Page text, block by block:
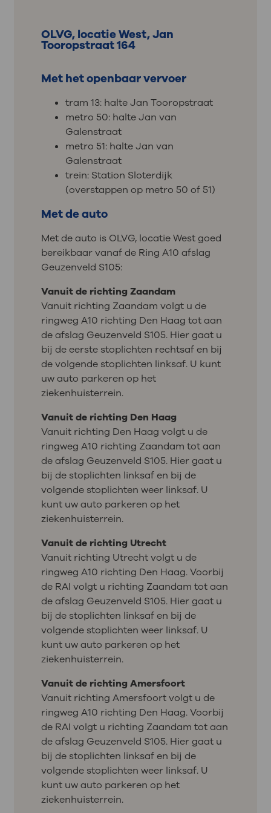
OLVG, locatie West, Jan
Tooropstraat 164
Met het openbaar vervoer
tram 13: halte Jan Tooropstraat
metro 50: halte Jan van
Galenstraat
metro 51: halte Jan van
Galenstraat
trein: Station Sloterdijk
(overstappen op metro 50 of 51)
Met de auto
Met de auto is OLVG, locatie West goed
bereikbaar vanaf de Ring A10 afslag
Geuzenveld S105:
Vanuit de richting Zaandam
Vanuit richting Zaandam volgt u de
ringweg A10 richting Den Haag tot aan
de afslag Geuzenveld S105. Hier gaat u
bij de eerste stoplichten rechtsaf en bij
de volgende stoplichten linksaf. U kunt
uw auto parkeren op het
ziekenhuisterrein.
Vanuit de richting Den Haag
Vanuit richting Den Haag volgt u de
ringweg A10 richting Zaandam tot aan
de afslag Geuzenveld S105. Hier gaat u
bij de stoplichten linksaf en bij de
volgende stoplichten weer linksaf. U
kunt uw auto parkeren op het
ziekenhuisterrein.
Vanuit de richting Utrecht
Vanuit richting Utrecht volgt u de
ringweg A10 richting Den Haag. Voorbij
de RAI volgt u richting Zaandam tot aan
de afslag Geuzenveld S105. Hier gaat u
bij de stoplichten linksaf en bij de
volgende stoplichten weer linksaf. U
kunt uw auto parkeren op het
ziekenhuisterrein.
Vanuit de richting Amersfoort
Vanuit richting Amersfoort volgt u de
ringweg A10 richting Den Haag. Voorbij
de RAI volgt u richting Zaandam tot aan
de afslag Geuzenveld S105. Hier gaat u
bij de stoplichten linksaf en bij de
volgende stoplichten weer linksaf. U
kunt uw auto parkeren op het
ziekenhuisterrein.